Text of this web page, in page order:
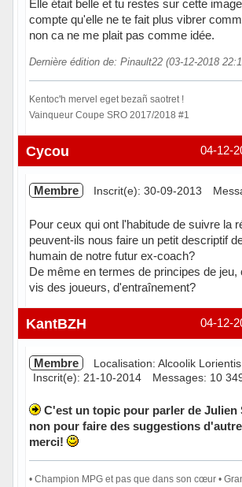
Elle était belle et tu restes sur cette
compte qu'elle ne te fait plus vibrer
non ca ne me plait pas comme idée.
Dernière édition de: Pinault22 (03-12-2018
Kentoc'h mervel eget bezañ saotret !
Vainqueur Coupe SRO 2017/2018 #1
Hors ligne 04-12-
Cycou
Membre Inscrit(e): 30-09-2013
Pour ceux qui ont l'habitude de suivre la
peuvent-ils nous faire un petit descriptif
humain de notre futur ex-coach?
De même en termes de principes de
vis des joueurs, d'entraînement?
Hors ligne 04-12-
KantBZH
Membre
Localisation: Alcoolik
Inscrit(e): 21-10-2014
Messages: 10
C'est un topic pour parler de Julien
non pour faire des suggestions
merci!
• Champion MPG et pas que dans son cœur •